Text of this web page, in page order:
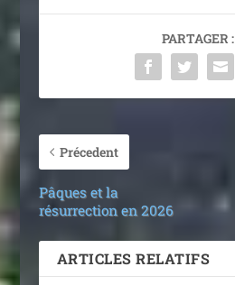
PARTAGER :
Précedent
Pâques et la
résurrection en 2026
ARTICLES RELATIFS